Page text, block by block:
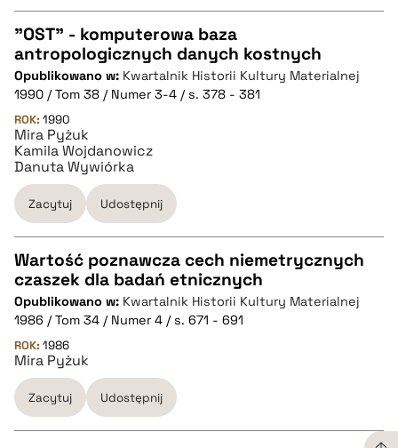
CZYSTY TEKST
pobierz cytat
BIBTEX
pobierz cytat
"OST" - komputerowa baza
antropologicznych danych kostnych
Opublikowano w: Kwartalnik Historii Kultury Materialnej
1990 / Tom 38 / Numer 3-4 / s. 378 - 381
ROK: 1990
Mira Pyżuk
Kamila Wojdanowicz
Danuta Wywiórka
Zacytuj Udostępnij
CZYSTY TEKST
pobierz cytat
BIBTEX
Wartość poznawcza cech niemetrycznych
czaszek dla badań etnicznych
Opublikowano w: Kwartalnik Historii Kultury Materialnej
1986 / Tom 34 / Numer 4 / s. 671 - 691
ROK: 1986
Mira Pyżuk
Zacytuj Udostępnij